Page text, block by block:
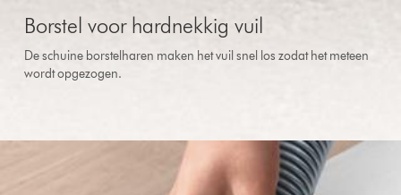
Borstel voor hardnekkig vuil
De schuine borstelharen maken het vuil snel los zodat het meteen
wordt opgezogen.